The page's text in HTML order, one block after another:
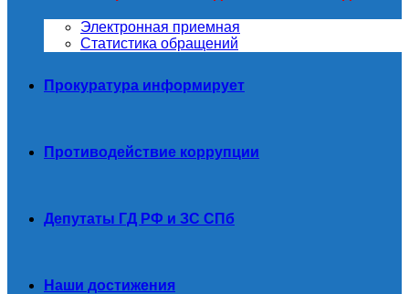
Электронная приемная
Статистика обращений
Прокуратура информирует
Противодействие коррупции
Депутаты ГД РФ и ЗС СПб
Наши достижения